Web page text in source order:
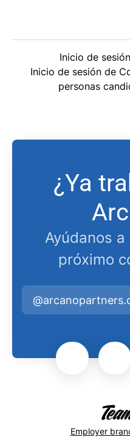
Inicio de
Inicio de sesión de
personas
¿Ya
Ayúdanos
próximo
Employer